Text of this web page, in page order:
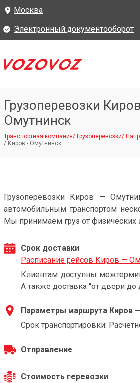
Москва
Электронный документооборот
Грузоперевозки
Омутнинск
Транспортная компания/ Грузоперевозки/
/ Киров - Омутнинск
Грузоперевозки Киров —
автомобильным транспортом
Мы принимаем груз от физических
Срок доставки
Расписание рейсов Киров —
Клиентам доступны
А также доставка "от двери до
Параметры маршрута Киров
Срок транспортировки:
Отправление
Стоимость перевозки